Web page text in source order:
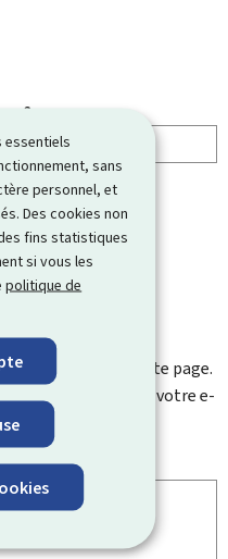
essentiels
sans
personnel, et
Des cookies non
fins statistiques
si vous les
politique de
?
?
?
à améliorer cette page.
telles que votre e-